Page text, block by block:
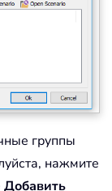
группы
нажмите
Добавить